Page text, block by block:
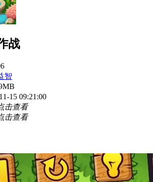
战
智
15 09:21:00
击查看
击查看